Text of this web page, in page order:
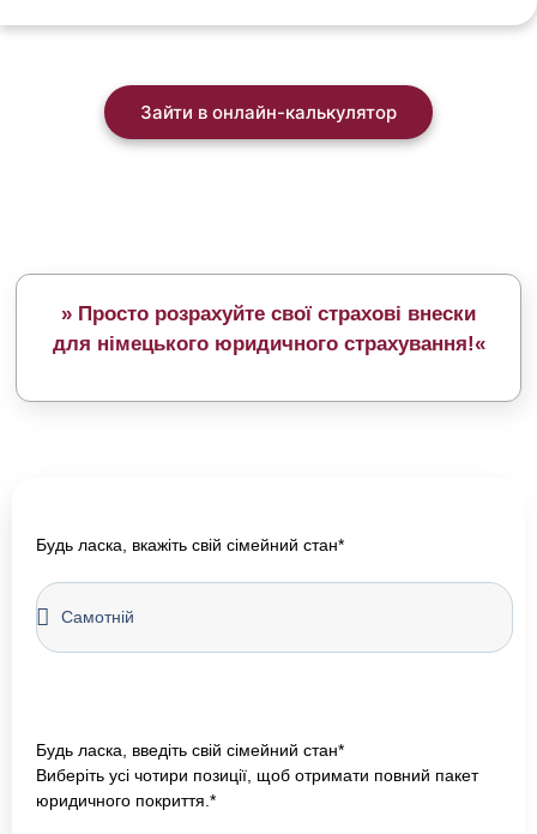
Зайти в онлайн-калькулятор
» Просто розрахуйте свої страхові внески
для німецького юридичного страхування!«
Будь ласка, вкажіть свій сімейний стан*
Будь ласка, введіть свій сімейний стан*
Виберіть усі чотири позиції, щоб отримати повний пакет
юридичного покриття.*